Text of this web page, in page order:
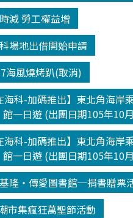
減 勞工權益增
場地出借開始申請
海風燒烤趴(取消)
海科-加碼推出】東北角海岸
館一日遊 (出團日期105年10
海科-加碼推出】東北角海岸
館一日遊 (出團日期105年10
隆‧傳愛圖書館─捐書贈票
市集瘋狂萬聖節活動